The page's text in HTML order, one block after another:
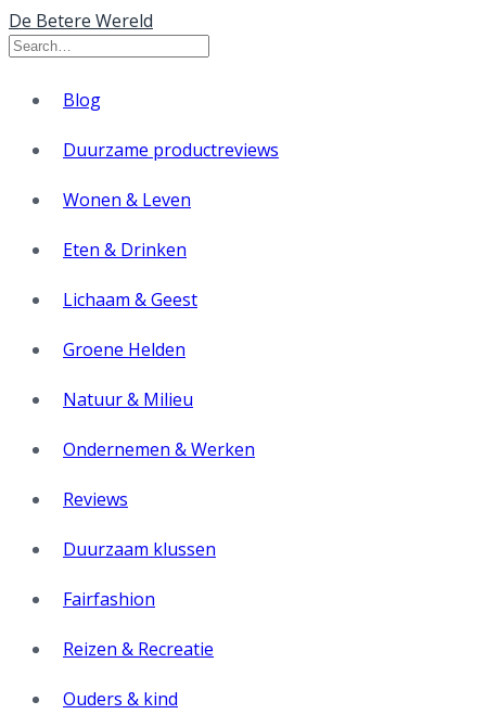
De Betere Wereld
Blog
Duurzame productreviews
Wonen & Leven
Eten & Drinken
Lichaam & Geest
Groene Helden
Natuur & Milieu
Ondernemen & Werken
Reviews
Duurzaam klussen
Fairfashion
Reizen & Recreatie
Ouders & kind